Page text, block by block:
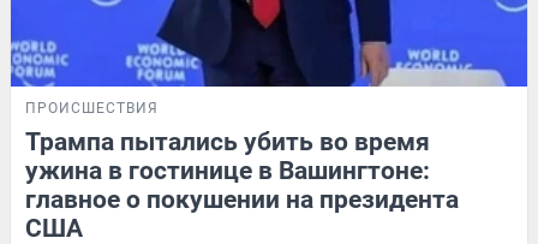
ПРОИСШЕСТВИЯ
Трампа пытались убить во время
ужина в гостинице в Вашингтоне:
главное о покушении на президента
США